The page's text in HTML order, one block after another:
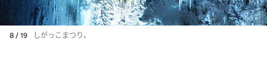
8 / 19 しがっこまつり。